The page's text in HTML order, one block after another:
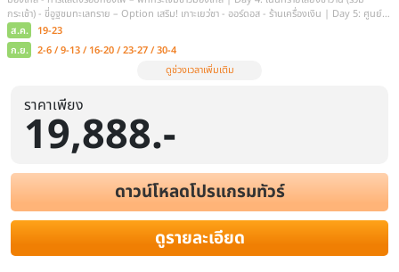
ราคาเพียง
19,888.-
ดาวน์โหลดโปรแกรมทัวร์
ดูรายละเอียด